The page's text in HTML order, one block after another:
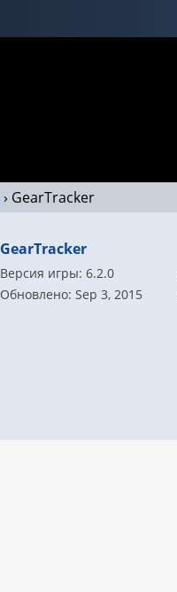
› GearTracker
GearTracker
Версия игры: 6.2.0
Обновлено: Sep 3, 2015